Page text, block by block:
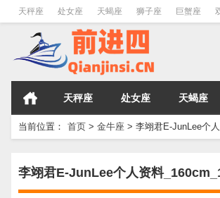
天秤座 处女座 天蝎座 狮子座 巨蟹座
天秤座 处女座 天蝎座
当前位置： 首页 > 金牛座 > 李翊君E-JunLee个
李翊君E-JunLee个人资料